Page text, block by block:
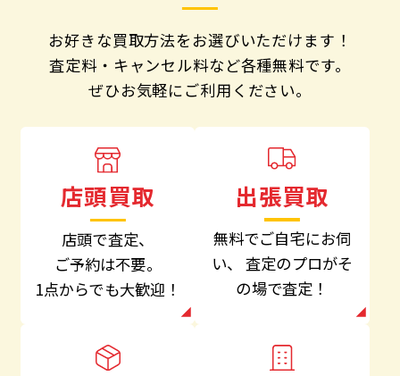
お好きな買取方法をお選びいただけます！
査定料・キャンセル料など各種無料です。
ぜひお気軽にご利用ください。
店頭買取
店頭で査定、
ご予約は不要。
1点からでも大歓迎！
出張買取
無料でご自宅にお伺
い、 査定のプロがそ
の場で査定！